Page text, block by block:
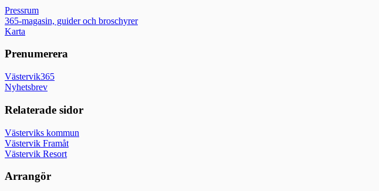
Pressrum
365-magasin, guider och broschyrer
Karta
Prenumerera
Västervik365
Nyhetsbrev
Relaterade sidor
Västerviks kommun
Västervik Framåt
Västervik Resort
Arrangör